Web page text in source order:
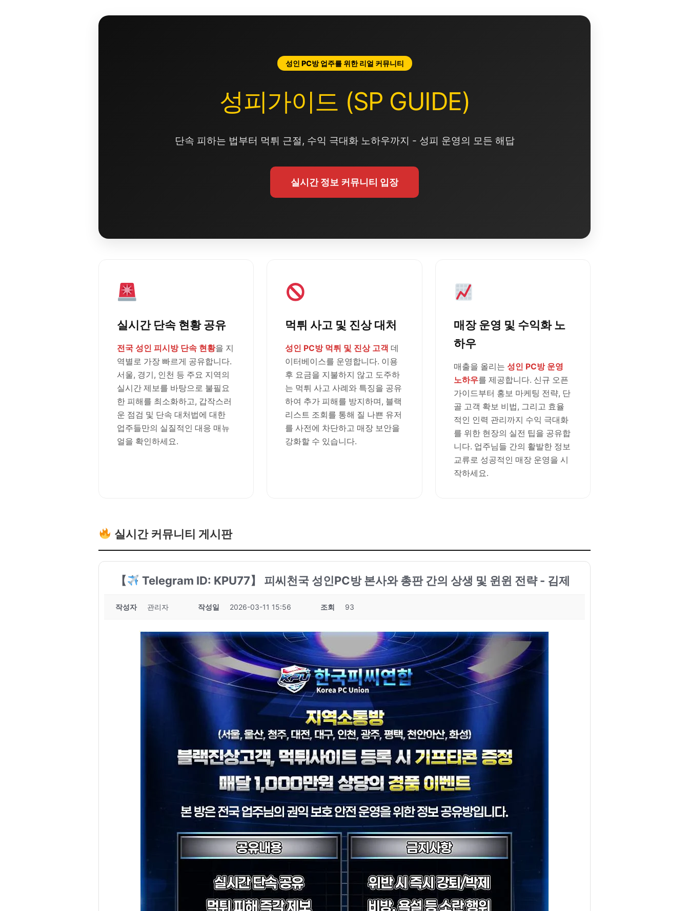
성인 PC방 업주를 위한 리얼 커뮤니티
성피가이드 (SP GUIDE)
단속 피하는 법부터 먹튀 근절, 수익 극대화 노하우까지 - 성피 운영의 모든 해답
실시간 정보 커뮤니티 입장
실시간 단속 현황 공유
전국 성인 피시방 단속 현황을 지
역별로 가장 빠르게 공유합니다.
서울, 경기, 인천 등 주요 지역의
실시간 제보를 바탕으로 불필요
한 피해를 최소화하고, 갑작스러
운 점검 및 단속 대처법에 대한
업주들만의 실질적인 대응 매뉴
얼을 확인하세요.
먹튀 사고 및 진상 대처
성인 PC방 먹튀 및 진상 고객 데
이터베이스를 운영합니다. 이용
후 요금을 지불하지 않고 도주하
는 먹튀 사고 사례와 특징을 공유
하여 추가 피해를 방지하며, 블랙
리스트 조회를 통해 질 나쁜 유저
를 사전에 차단하고 매장 보안을
강화할 수 있습니다.
매장 운영 및 수익화 노
하우
매출을 올리는 성인 PC방 운영
노하우를 제공합니다. 신규 오픈
가이드부터 홍보 마케팅 전략, 단
골 고객 확보 비법, 그리고 효율
적인 인력 관리까지 수익 극대화
를 위한 현장의 실전 팁을 공유합
니다. 업주님들 간의 활발한 정보
교류로 성공적인 매장 운영을 시
작하세요.
실시간 커뮤니티 게시판
【 Telegram ID: KPU77】 피씨천국 성인PC방 본사와 총판 간의 상생 및 윈윈 전략 - 김제
작성자 관리자 작성일 2026-03-11 15:56 조회 93